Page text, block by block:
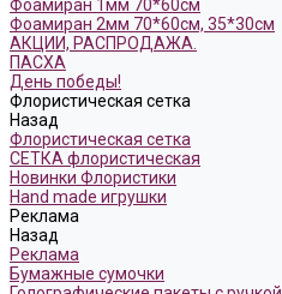
Фоамиран 1мм 70*60см
Фоамиран 2мм 70*60см, 35*30см
АКЦИИ, РАСПРОДАЖА.
ПАСХА
День победы!
Флористическая сетка
Назад
Флористическая сетка
СЕТКА флористическая
Новинки Флористики
Hand made игрушки
Реклама
Назад
Реклама
Бумажные сумочки